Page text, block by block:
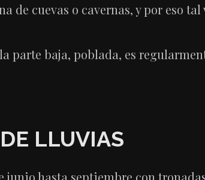
de cuevas o cavernas, y por eso
parte baja, poblada, es
LLUVIAS
junio hasta septiembre con